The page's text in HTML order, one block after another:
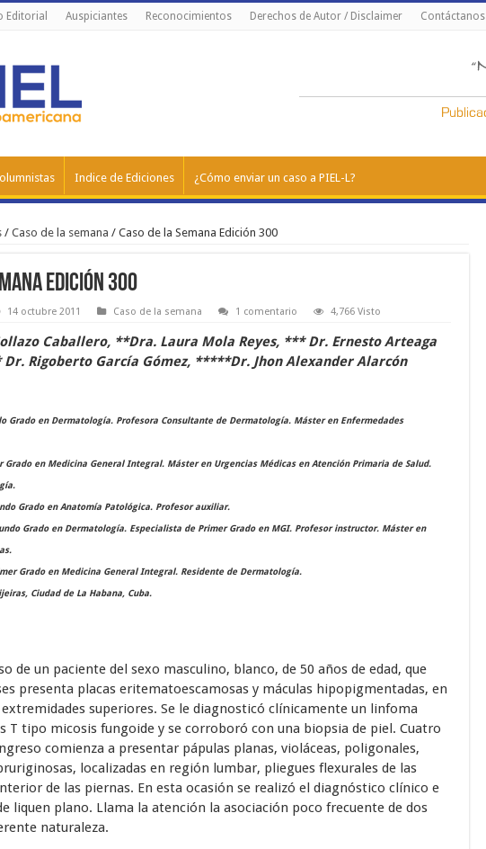
Editorial Auspiciantes Reconocimientos Derechos de Autor / Disclaimer Contáctanos
Indice de Ediciones ¿Cómo enviar un caso a PIEL-L?
/ Caso de la semana / Caso de la Semana Edición 300
Edición 300
14 octubre 2011 Caso de la semana 1 comentario 4,766 Visto
Caballero, **Dra. Laura Mola Reyes, *** Dr. Ernesto Arteaga
Rigoberto García Gómez, *****Dr. Jhon Alexander Alarcón
Grado en Dermatología. Profesora Consultante de Dermatología. Máster en Enfermedades
Grado en Medicina General Integral. Máster en Urgencias Médicas en Atención Primaria de Salud.
Grado en Anatomía Patológica. Profesor auxiliar.
Grado en Dermatología. Especialista de Primer Grado en MGI. Profesor instructor. Máster en
Grado en Medicina General Integral. Residente de Dermatología.
Ciudad de La Habana, Cuba.
de un paciente del sexo masculino, blanco, de 50 años de edad, que
presenta placas eritematoescamosas y máculas hipopigmentadas, en
superiores. Se le diagnosticó clínicamente un linfoma
T tipo micosis fungoide y se corroboró con una biopsia de piel. Cuatro
comienza a presentar pápulas planas, violáceas, poligonales,
localizadas en región lumbar, pliegues flexurales de las
de las piernas. En esta ocasión se realizó el diagnóstico clínico e
liquen plano. Llama la atención la asociación poco frecuente de dos
naturaleza.